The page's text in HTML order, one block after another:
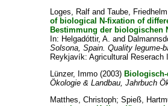
Loges, Ralf andTaube, Friedhelm
of biological N-fixation of
Bestimmung der biologischen
In: Helgadóttir, A. and
Solsona, Spain. Quality legume-
Reykjavík: Agricultural Reserach
Lünzer, Immo (2003)
Ökologie & Landbau, Jahrbuch
Matthes, Christoph;Spieß,